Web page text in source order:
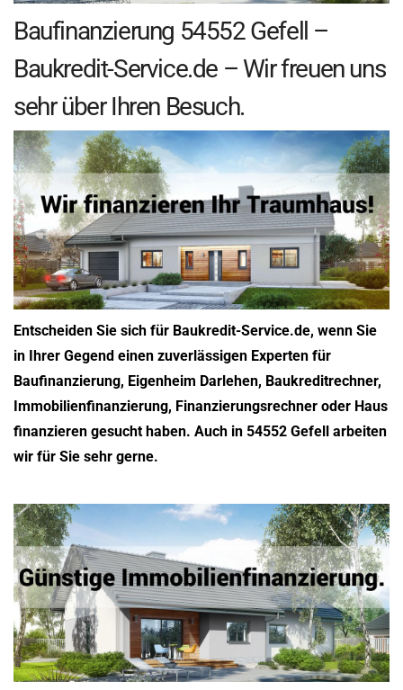
Baufinanzierung 54552 Gefell –
Baukredit-Service.de – Wir freuen uns
sehr über Ihren Besuch.
Entscheiden Sie sich für Baukredit-Service.de, wenn Sie
in Ihrer Gegend einen zuverlässigen Experten für
Baufinanzierung, Eigenheim Darlehen, Baukreditrechner,
Immobilienfinanzierung, Finanzierungsrechner oder Haus
finanzieren gesucht haben. Auch in 54552 Gefell arbeiten
wir für Sie sehr gerne.